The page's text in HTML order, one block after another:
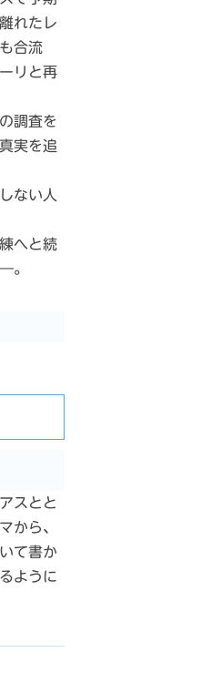
れたレ
合流
リと再
調査を
実を追
ない人
へと続
。
スとと
から、
て書か
ように